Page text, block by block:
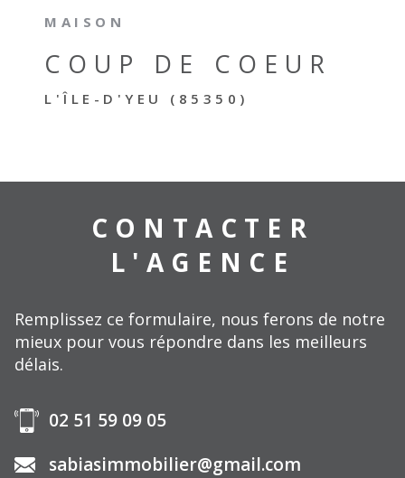
MAISON
COUP DE COEUR
L'ÎLE-D'YEU (85350)
CONTACTER
L'AGENCE
Remplissez ce formulaire, nous ferons de notre
mieux pour vous répondre dans les meilleurs
délais.
02 51 59 09 05
sabiasimmobilier@gmail.com